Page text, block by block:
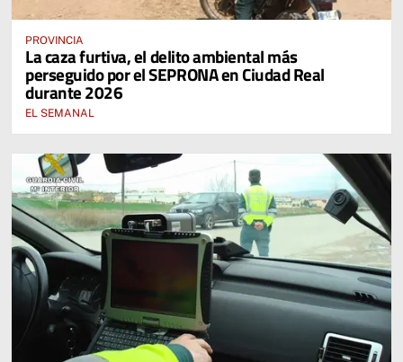
PROVINCIA
La caza furtiva, el delito ambiental más
perseguido por el SEPRONA en Ciudad Real
durante 2026
EL SEMANAL